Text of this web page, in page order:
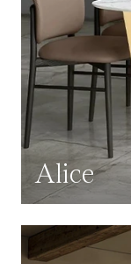
Alice